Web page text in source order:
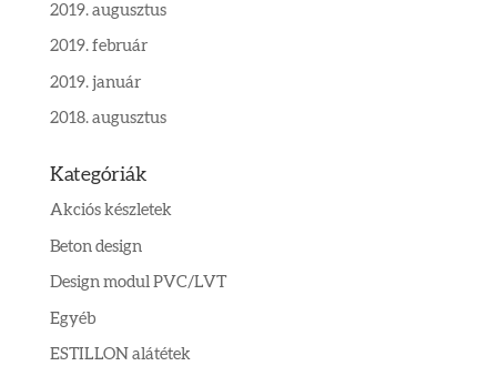
2019. augusztus
2019. február
2019. január
2018. augusztus
Kategóriák
Akciós készletek
Beton design
Design modul PVC/LVT
Egyéb
ESTILLON alátétek